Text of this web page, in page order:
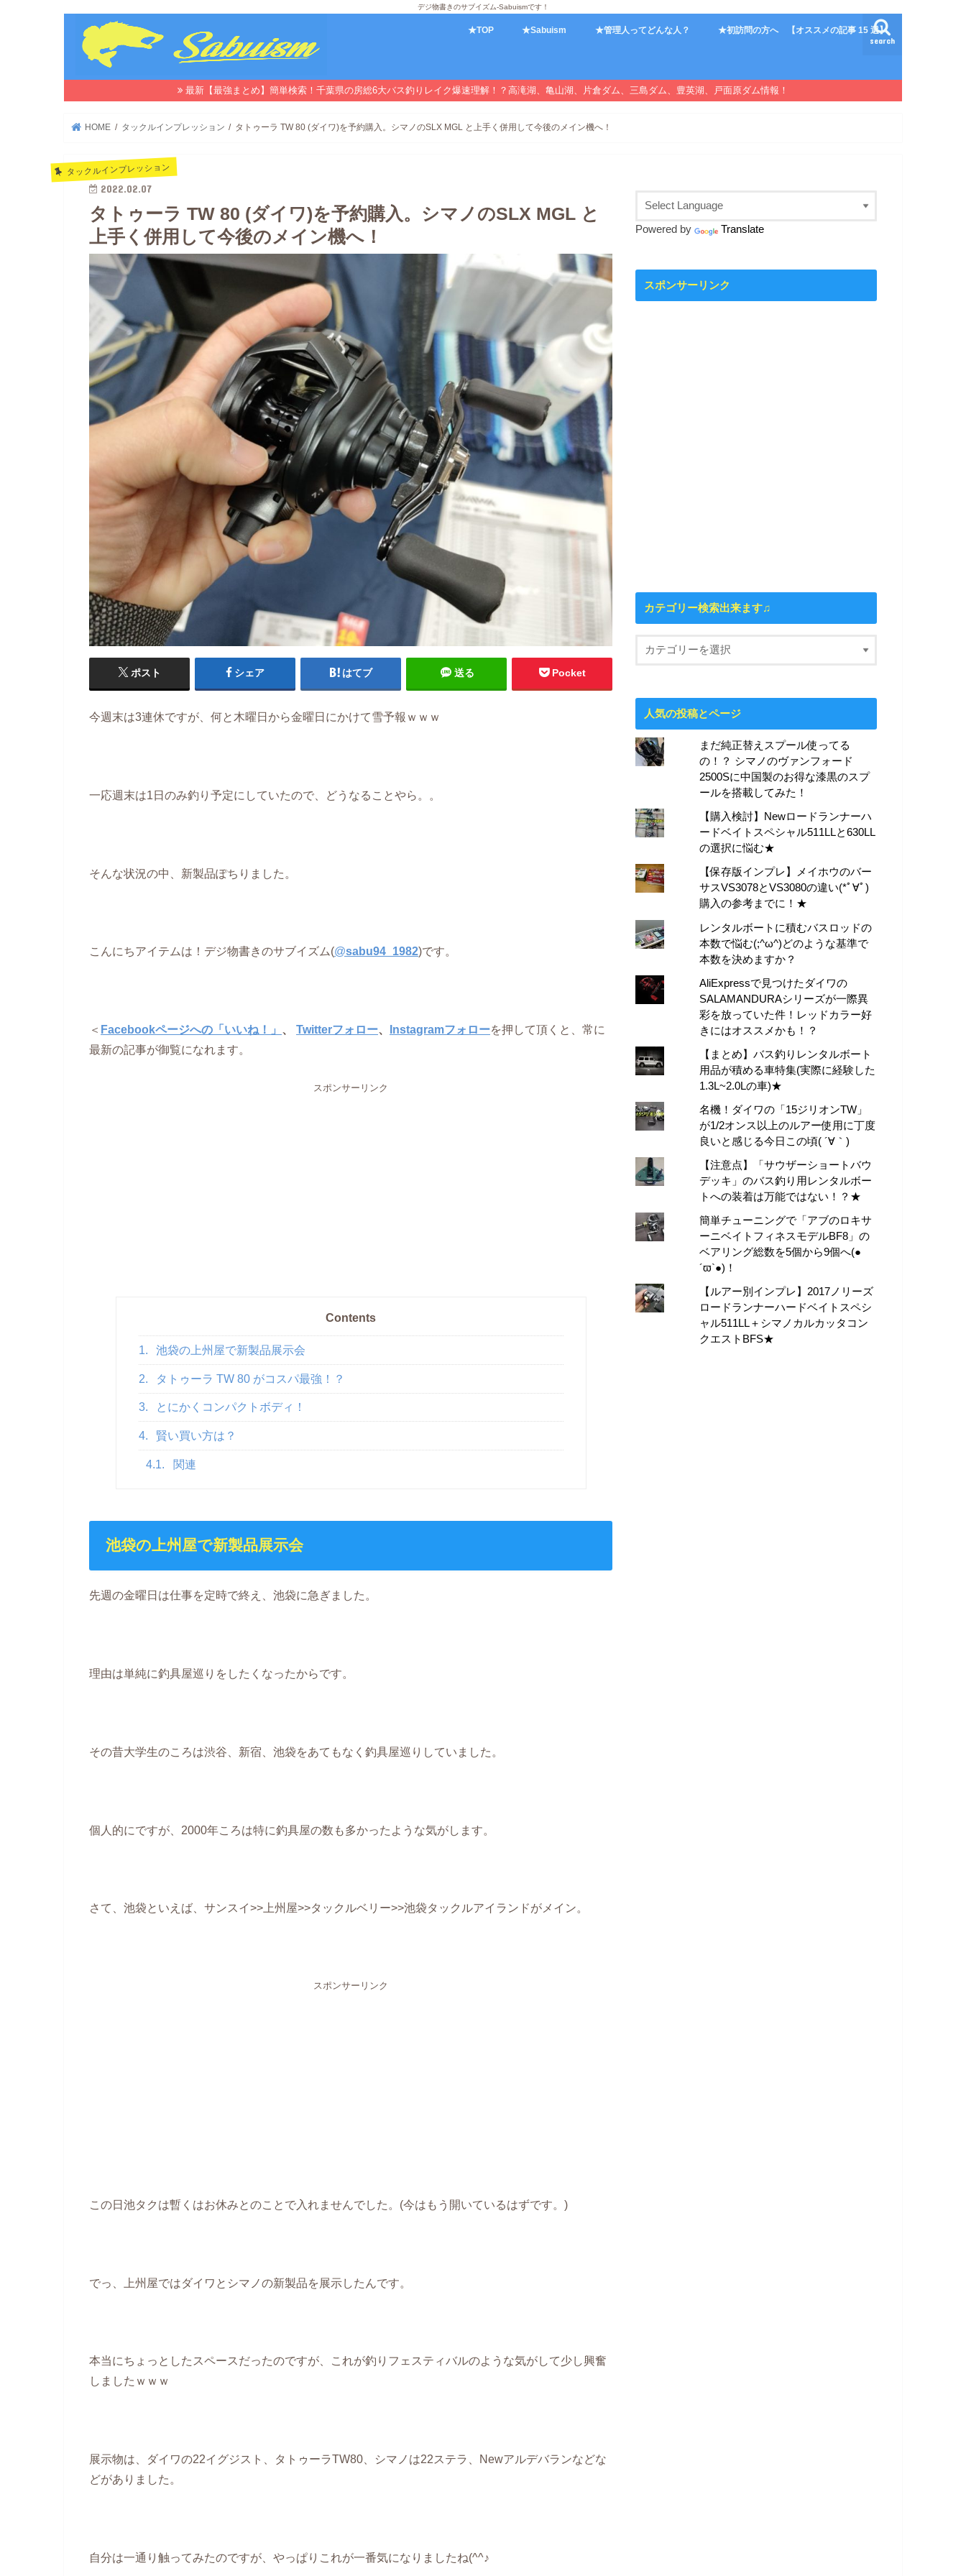
デジ物書きのサブイズム-Sabuismです！
search
★TOP ★Sabuism ★管理人ってどんな人？ ★初訪問の方へ 【オススメの記事 15 選】
最新【最強まとめ】簡単検索！千葉県の房総6大バス釣りレイク爆速理解！？高滝湖、亀山湖、片倉ダム、三島ダム、豊英湖、戸面原ダム情報！
HOME タックルインプレッション タトゥーラ TW 80 (ダイワ)を予約購入。シマノのSLX MGL と上手く併用して今後のメイン機へ！
タックルインプレッション
2022.02.07
タトゥーラ TW 80 (ダイワ)を予約購入。シマノのSLX MGL と
上手く併用して今後のメイン機へ！
ポスト シェア はてブ 送る Pocket
今週末は3連休ですが、何と木曜日から金曜日にかけて雪予報ｗｗｗ
一応週末は1日のみ釣り予定にしていたので、どうなることやら。。
そんな状況の中、新製品ぽちりました。
こんにちアイテムは！デジ物書きのサブイズム(@sabu94_1982)です。
＜ Facebookページへの「いいね！」 、 Twitterフォロー、 Instagramフォローを押して頂くと、常に
最新の記事が御覧になれます。
スポンサーリンク
Contents
1. 池袋の上州屋で新製品展示会
2. タトゥーラ TW 80 がコスパ最強！？
3. とにかくコンパクトボディ！
4. 賢い買い方は？
4.1. 関連
池袋の上州屋で新製品展示会
先週の金曜日は仕事を定時で終え、池袋に急ぎました。
理由は単純に釣具屋巡りをしたくなったからです。
その昔大学生のころは渋谷、新宿、池袋をあてもなく釣具屋巡りしていました。
個人的にですが、2000年ころは特に釣具屋の数も多かったような気がします。
さて、池袋といえば、サンスイ>>上州屋>>タックルベリー>>池袋タックルアイランドがメイン。
スポンサーリンク
この日池タクは暫くはお休みとのことで入れませんでした。(今はもう開いているはずです。)
でっ、上州屋ではダイワとシマノの新製品を展示したんです。
本当にちょっとしたスペースだったのですが、これが釣りフェスティバルのような気がして少し興奮
しましたｗｗｗ
展示物は、ダイワの22イグジスト、タトゥーラTW80、シマノは22ステラ、Newアルデバランなどな
どがありました。
自分は一通り触ってみたのですが、やっぱりこれが一番気になりましたね(^^♪
Powered by Translate
スポンサーリンク
カテゴリー検索出来ます♫
人気の投稿とページ
まだ純正替えスプール使ってる
の！？ シマノのヴァンフォード
2500Sに中国製のお得な漆黒のスプ
ールを搭載してみた！
【購入検討】Newロードランナーハ
ードベイトスペシャル511LLと630LL
の選択に悩む★
【保存版インプレ】メイホウのバー
サスVS3078とVS3080の違い(*ﾟ∀ﾟ)
購入の参考までに！★
レンタルボートに積むバスロッドの
本数で悩む(;^ω^)どのような基準で
本数を決めますか？
AliExpressで見つけたダイワの
SALAMANDURAシリーズが一際異
彩を放っていた件！レッドカラー好
きにはオススメかも！？
【まとめ】バス釣りレンタルボート
用品が積める車特集(実際に経験した
1.3L~2.0Lの車)★
名機！ダイワの「15ジリオンTW」
が1/2オンス以上のルアー使用に丁度
良いと感じる今日この頃( ´∀｀)
【注意点】「サウザーショートバウ
デッキ」のバス釣り用レンタルボー
トへの装着は万能ではない！？★
簡単チューニングで「アブのロキサ
ーニベイトフィネスモデルBF8」の
ベアリング総数を5個から9個へ(●
´ϖ`●)！
【ルアー別インプレ】2017ノリーズ
ロードランナーハードベイトスペシ
ャル511LL＋シマノカルカッタコン
クエストBFS★